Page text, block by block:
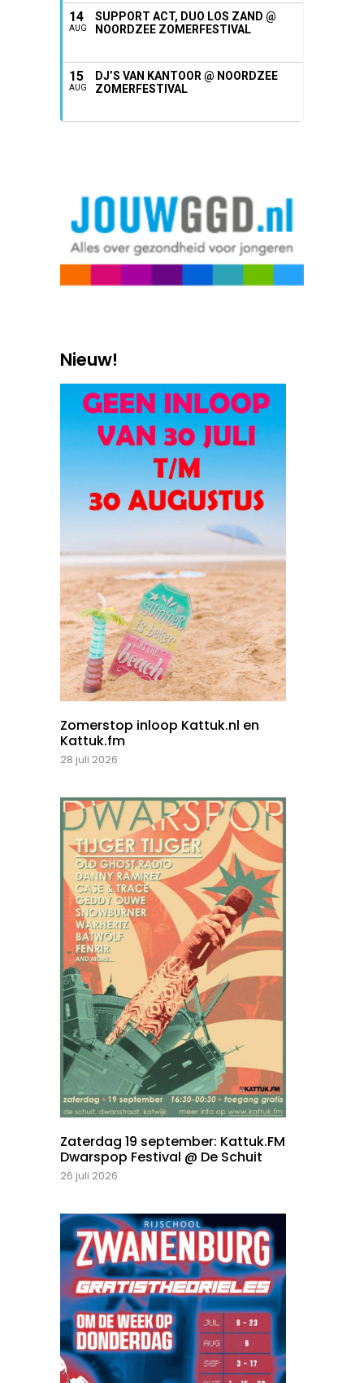
14
AUG
SUPPORT ACT, DUO LOS ZAND @
NOORDZEE ZOMERFESTIVAL
15
AUG
DJ’S VAN KANTOOR @ NOORDZEE
ZOMERFESTIVAL
Nieuw!
Zomerstop inloop Kattuk.nl en
Kattuk.fm
28 juli 2026
Zaterdag 19 september: Kattuk.FM
Dwarspop Festival @ De Schuit
26 juli 2026